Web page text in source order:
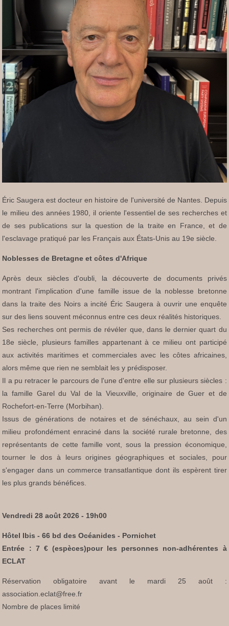
Éric Saugera est docteur en histoire de l'université de Nantes. Depuis
le milieu des années 1980, il oriente l'essentiel de ses recherches et
de ses publications sur la question de la traite en France, et de
l'esclavage pratiqué par les Français aux États-Unis au 19e siècle.
Noblesses de Bretagne et côtes d'Afrique
Après deux siècles d'oubli, la découverte de documents privés
montrant l'implication d'une famille issue de la noblesse bretonne
dans la traite des Noirs a incité Éric Saugera à ouvrir une enquête
sur des liens souvent méconnus entre ces deux réalités historiques.
Ses recherches ont permis de révéler que, dans le dernier quart du
18e siècle, plusieurs familles appartenant à ce milieu ont participé
aux activités maritimes et commerciales avec les côtes africaines,
alors même que rien ne semblait les y prédisposer.
Il a pu retracer le parcours de l'une d'entre elle sur plusieurs siècles :
la famille Garel du Val de la Vieuxville, originaire de Guer et de
Rochefort-en-Terre (Morbihan).
Issus de générations de notaires et de sénéchaux, au sein d'un
milieu profondément enraciné dans la société rurale bretonne, des
représentants de cette famille vont, sous la pression économique,
tourner le dos à leurs origines géographiques et sociales, pour
s'engager dans un commerce transatlantique dont ils espèrent tirer
les plus grands bénéfices.
Vendredi 28 août 2026 - 19h00
Hôtel Ibis - 66 bd des Océanides - Pornichet
Entrée : 7 € (espèces)pour les personnes non-adhérentes à
ECLAT
Réservation obligatoire avant le mardi 25 août :
association.eclat@free.fr
Nombre de places limité